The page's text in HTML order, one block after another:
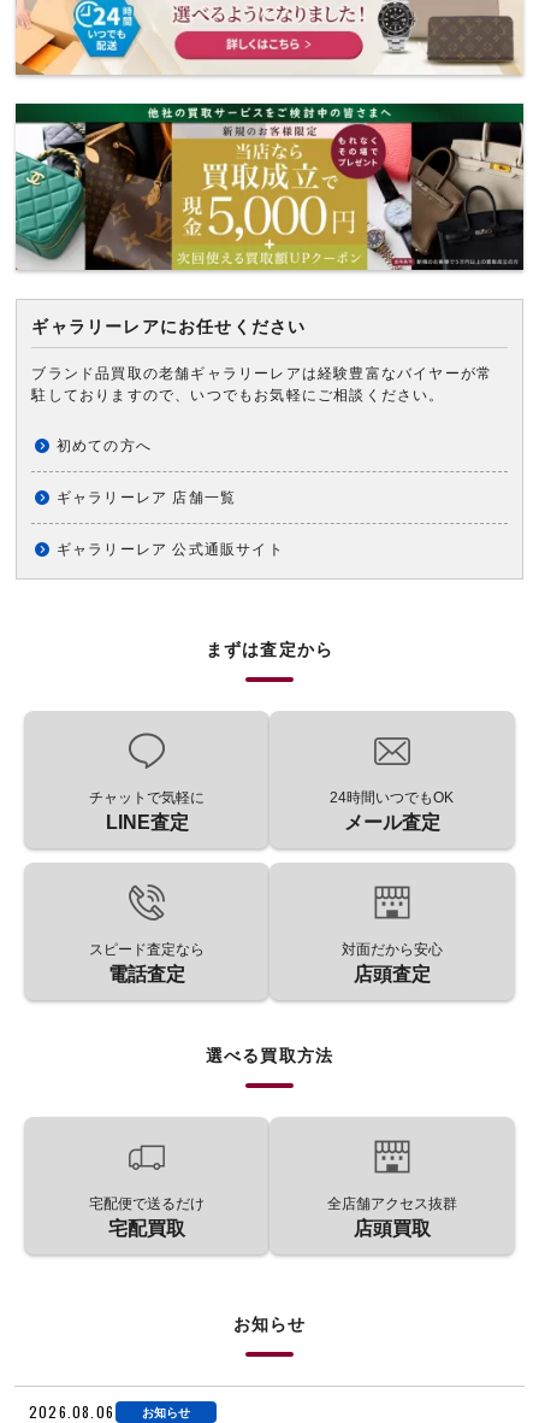
ギャラリーレアにお任せください
ブランド品買取の老舗ギャラリーレアは経験豊富なバイヤーが常
駐しておりますので、いつでもお気軽にご相談ください。
初めての方へ
ギャラリーレア 店舗一覧
ギャラリーレア 公式通販サイト
まずは査定から
チャットで気軽に
LINE査定
24時間いつでもOK
メール査定
スピード査定なら
電話査定
対面だから安心
店頭査定
選べる買取方法
宅配便で送るだけ
宅配買取
全店舗アクセス抜群
店頭買取
お知らせ
2026.08.06 お知らせ